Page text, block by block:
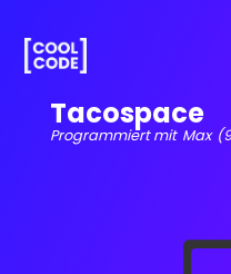
Tacospace
Programmiert mit Max